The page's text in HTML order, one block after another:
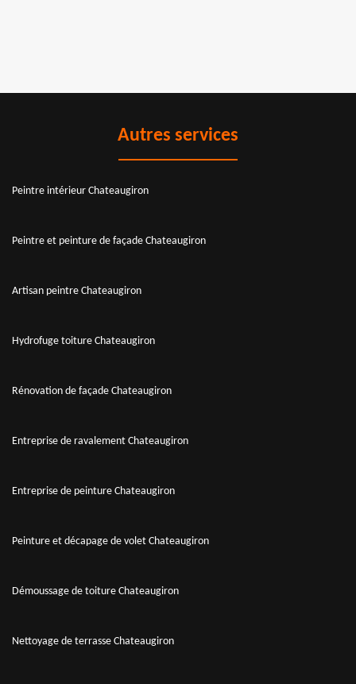
Autres services
Peintre intérieur Chateaugiron
Peintre et peinture de façade Chateaugiron
Artisan peintre Chateaugiron
Hydrofuge toiture Chateaugiron
Rénovation de façade Chateaugiron
Entreprise de ravalement Chateaugiron
Entreprise de peinture Chateaugiron
Peinture et décapage de volet Chateaugiron
Démoussage de toiture Chateaugiron
Nettoyage de terrasse Chateaugiron